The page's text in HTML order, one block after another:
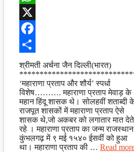
WhatsApp
X
Facebook
Share
श्रीमती अर्चना जैन दिल्ली(भारत)
‘महाराणा प्रताप और शौर्य’ स्पर्धा
विशेष………. महाराणा प्रताप मेवाड़ के
महान हिंदू शासक थे। सोलहवीं शताब्दी
राजपूत शासकों में महाराणा प्रताप ऐसे
शासक थे,जो अकबर को लगातार मात देते
रहे । महाराणा प्रताप का जन्म
कुंभलगढ़ में ९ मई १५४० ईसवीं को हुआ
था। महाराणा प्रताप की … Read